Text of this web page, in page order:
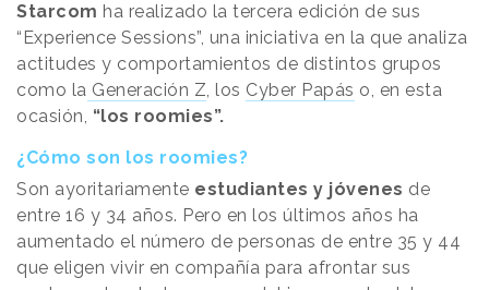
Starcom ha realizado la tercera edición de sus
“Experience Sessions”, una iniciativa en la que analiza
actitudes y comportamientos de distintos grupos
como la Generación Z, los Cyber Papás o, en esta
ocasión, “los roomies”.
¿Cómo son los roomies?
Son ayoritariamente estudiantes y jóvenes de
entre 16 y 34 años. Pero en los últimos años ha
aumentado el número de personas de entre 35 y 44
que eligen vivir en compañía para afrontar sus